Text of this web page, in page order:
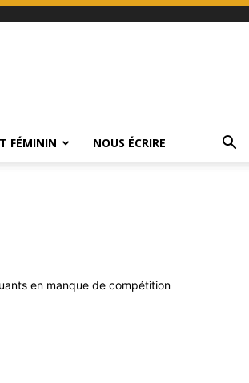
FÉMININ NOUS ÉCRIRE